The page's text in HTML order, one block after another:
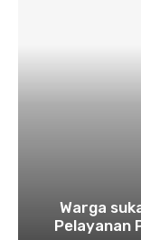
Warga
Pelayanan